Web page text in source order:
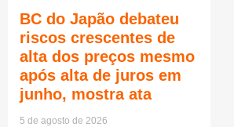
BC do Japão debateu
riscos crescentes de
alta dos preços mesmo
após alta de juros em
junho, mostra ata
5 de agosto de 2026